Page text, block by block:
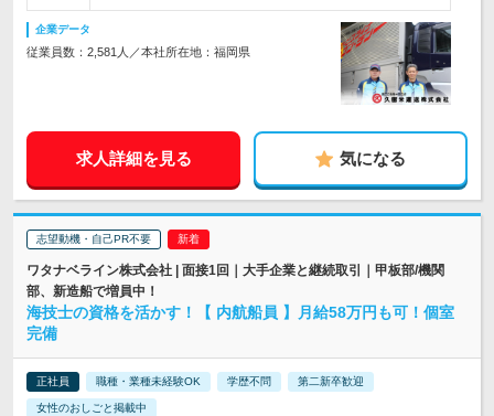
企業データ
従業員数：2,581人／本社所在地：福岡県
求人詳細を見る 気になる
志望動機・自己PR不要
ワタナベライン株式会社 | 面接1回｜大手企業と継続取引｜甲板部/機関
部、新造船で増員中！
海技士の資格を活かす！【 内航船員 】月給58万円も可！個室
完備
正社員 職種・業種未経験OK 学歴不問 第二新卒歓迎
女性のおしごと掲載中